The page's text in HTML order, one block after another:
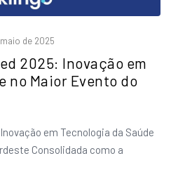
de 2025
2025: Inovação em
no Maior Evento do
em Tecnologia da Saúde
Consolidada como a